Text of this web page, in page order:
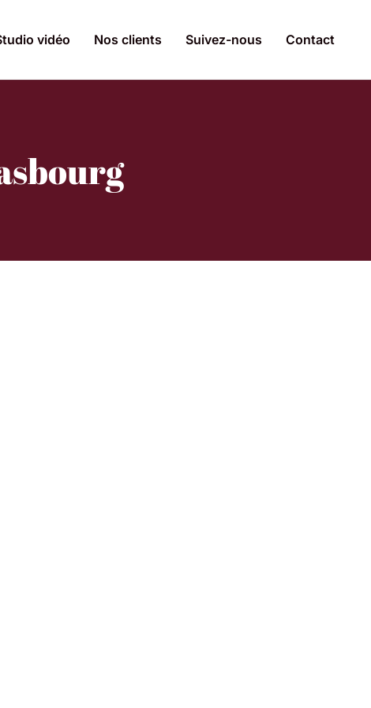
vidéo Nos clients Suivez-nous Contact